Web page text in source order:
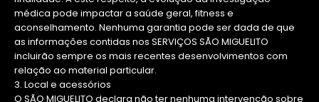
médica pode impactar a saúde geral, fitness e
aconselhamento. Nenhuma garantia pode ser dada de que
as informações contidas nos SERVIÇOS SÃO MIGUELITO
incluirão sempre os mais recentes desenvolvimentos com
relação ao material particular.
3. Local e acessórios
O SÃO MIGUELITO declara não ter nenhuma intervenção sobre